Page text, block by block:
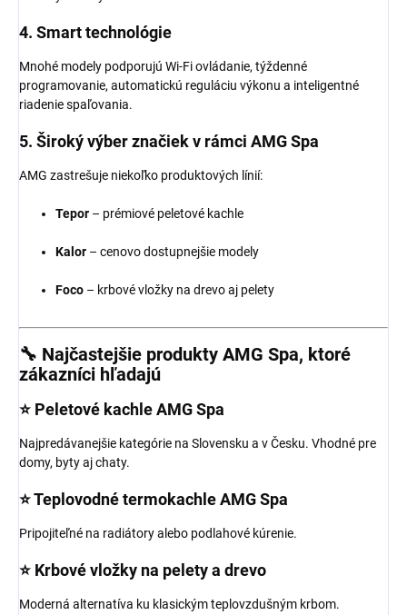
4. Smart technológie
Mnohé modely podporujú Wi-Fi ovládanie, týždenné
programovanie, automatickú reguláciu výkonu a inteligentné
riadenie spaľovania.
5. Široký výber značiek v rámci AMG Spa
AMG zastrešuje niekoľko produktových línií:
Tepor – prémiové peletové kachle
Kalor – cenovo dostupnejšie modely
Foco – krbové vložky na drevo aj pelety
🔧 Najčastejšie produkty AMG Spa, ktoré
zákazníci hľadajú
⭐ Peletové kachle AMG Spa
Najpredávanejšie kategórie na Slovensku a v Česku. Vhodné pre
domy, byty aj chaty.
⭐Teplovodné termokachle AMG Spa
Pripojiteľné na radiátory alebo podlahové kúrenie.
⭐ Krbové vložky na pelety a drevo
Moderná alternatíva ku klasickým teplovzdušným krbom.